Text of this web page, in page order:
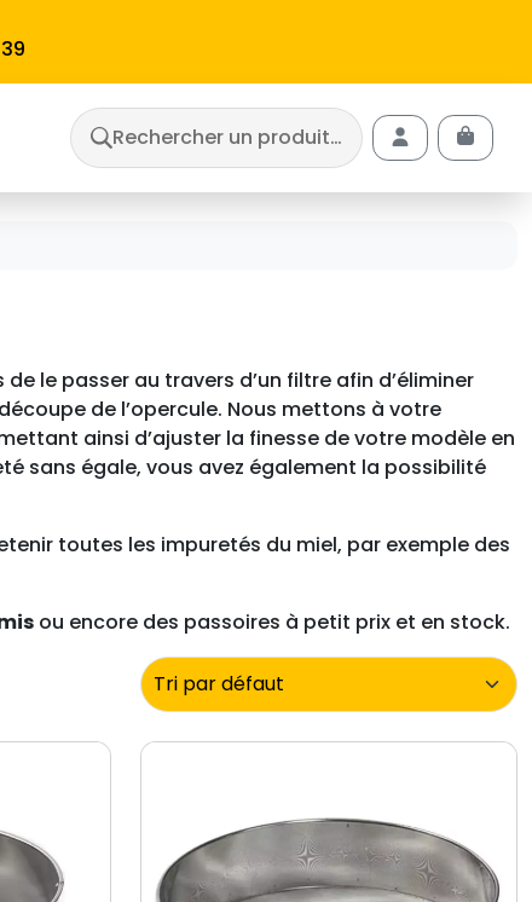
Rechercher un produit…
Account
Cart
le passer au travers d’un filtre afin d’éliminer
de l’opercule. Nous mettons à votre
ainsi d’ajuster la finesse de votre modèle en
sans égale, vous avez également la possibilité
toutes les impuretés du miel, par exemple des
ou encore des passoires à petit prix et en stock.